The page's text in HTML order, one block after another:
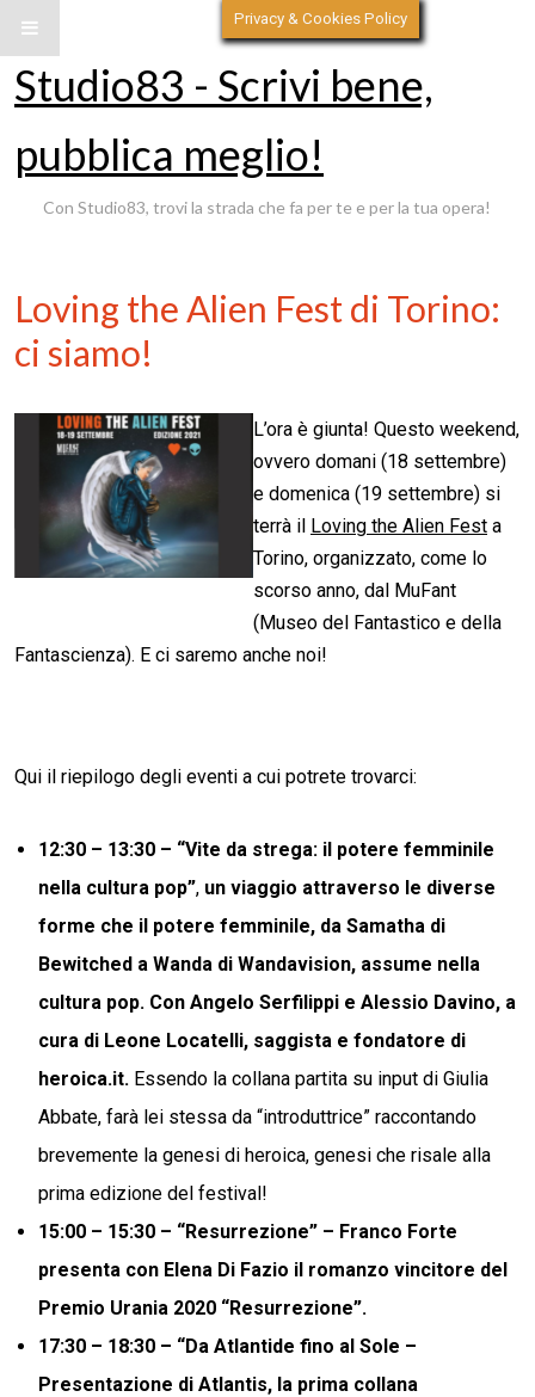
Studio83 - Scrivi bene,
pubblica meglio!
Con Studio83, trovi la strada che fa per te e per la tua opera!
Loving the Alien Fest di Torino:
ci siamo!
L’ora è giunta! Questo weekend,
ovvero domani (18 settembre)
e domenica (19 settembre) si
terrà il Loving the Alien Fest a
Torino, organizzato, come lo
scorso anno, dal MuFant
(Museo del Fantastico e della
Fantascienza). E ci saremo anche noi!
Qui il riepilogo degli eventi a cui potrete trovarci:
12:30 – 13:30 – “Vite da strega: il potere femminile
nella cultura pop”, un viaggio attraverso le diverse
forme che il potere femminile, da Samatha di
Bewitched a Wanda di Wandavision, assume nella
cultura pop. Con Angelo Serfilippi e Alessio Davino, a
cura di Leone Locatelli, saggista e fondatore di
heroica.it. Essendo la collana partita su input di Giulia
Abbate, farà lei stessa da “introduttrice” raccontando
brevemente la genesi di heroica, genesi che risale alla
prima edizione del festival!
15:00 – 15:30 – “Resurrezione” – Franco Forte
presenta con Elena Di Fazio il romanzo vincitore del
Premio Urania 2020 “Resurrezione”.
17:30 – 18:30 – “Da Atlantide fino al Sole –
Presentazione di Atlantis, la prima collana
Privacy & Cookies Policy